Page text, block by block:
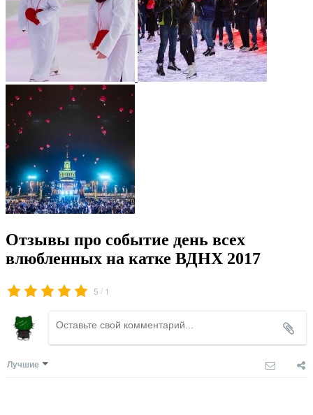
Отзывы про событие день всех
влюбленных на катке ВДНХ 2017
5 / 1
Лучшие